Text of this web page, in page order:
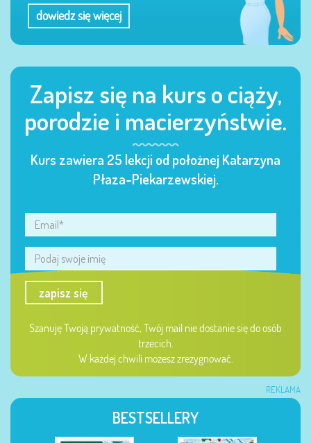
dowiedz się więcej
Zapisz się na kurs o ciąży,
porodzie i macierzyństwie.
Kurs zawiera 25 lekcji od położnej Katarzyna
Płaza-Piekarzewskiej.
zapisz się
Szanuję Twoją prywatność, Twój mail nie dostanie się do osób
trzecich.
W każdej chwili możesz zrezygnować.
REKLAMA
BESTSELLERY